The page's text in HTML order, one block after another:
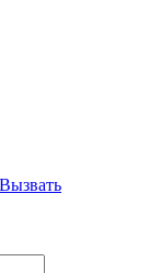
Вызвать